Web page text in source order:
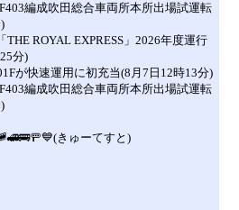
編成吹田総合車両所本所出場試運転
THE ROYAL EXPRESS」2026年度運行
分)
が快速運用に初充当(8月7日12時13分)
編成吹田総合車両所本所出場試運転
きゅーてすと)